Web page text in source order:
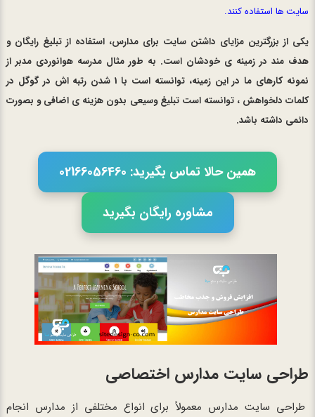
سایت ها استفاده کنند.
یکی از بزرگترین مزایای داشتن سایت برای مدارس، استفاده از تبلیغ رایگان و
هدف مند در زمینه ی خودشان است. به طور مثال مدرسه هوانوردی مدبر از
نمونه کارهای ما در این زمینه، توانسته است با 1 شدن رتبه اش در گوگل در
کلمات دلخواهش ، توانسته است تبلیغ وسیعی بدون هزینه ی اضافی و بصورت
دائمی داشته باشد.
همین حالا تماس بگیرید: 02166056460
مشاوره رایگان بگیرید
طراحی سایت مدارس اختصاصی
طراحی سایت مدارس معمولاً برای انواع مختلفی از مدارس انجام